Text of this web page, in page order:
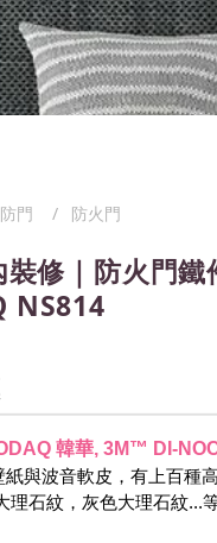
修｜防火門
NS814
韓華, 3M™ DI-
與波音軟皮，有上百種
理石紋，灰色大理石紋...
門 防火門